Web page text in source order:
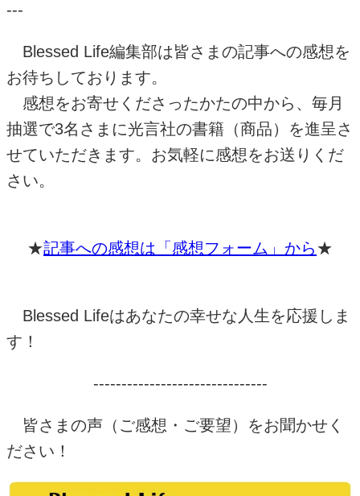
---
Blessed Life編集部は皆さまの記事への感想を
お待ちしております。
感想をお寄せくださったかたの中から、毎月
抽選で3名さまに光言社の書籍（商品）を進呈さ
せていただきます。お気軽に感想をお送りくだ
さい。
★記事への感想は「感想フォーム」から★
Blessed Lifeはあなたの幸せな人生を応援しま
す！
-------------------------------
皆さまの声（ご感想・ご要望）をお聞かせく
ださい！